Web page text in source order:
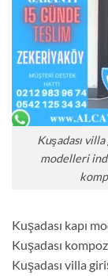
Kuşadası villa
modelleri
Kuşadası kapı
Kuşadası
Kuşadası villa